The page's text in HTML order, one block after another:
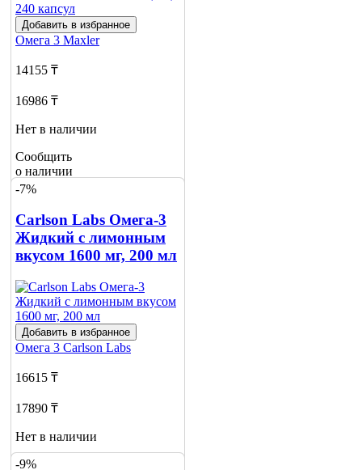
Добавить в избранное
Омега 3 Maxler
14155 ₸
16986 ₸
Нет в наличии
Сообщить
о наличии
2
-7%
Carlson Labs Омега-3
Жидкий с лимонным
вкусом 1600 мг, 200 мл
Добавить в избранное
Омега 3 Carlson Labs
16615 ₸
17890 ₸
Нет в наличии
Сообщить
-9%